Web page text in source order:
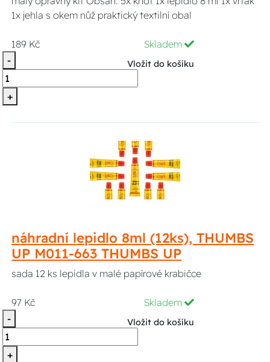
1x jehla s okem nůž praktický textilní obal
189 Kč
Skladem
-
+
Vložit do košíku
náhradní lepidlo 8ml (12ks), THUMBS
UP M011-663 THUMBS UP
sada 12 ks lepidla v malé papírové krabičce
97 Kč
Skladem
-
+
Vložit do košíku